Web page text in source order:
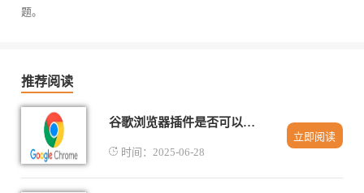
题。
推荐阅读
谷歌浏览器插件是否可以导出为压缩包
时间：2025-06-28
立即阅读